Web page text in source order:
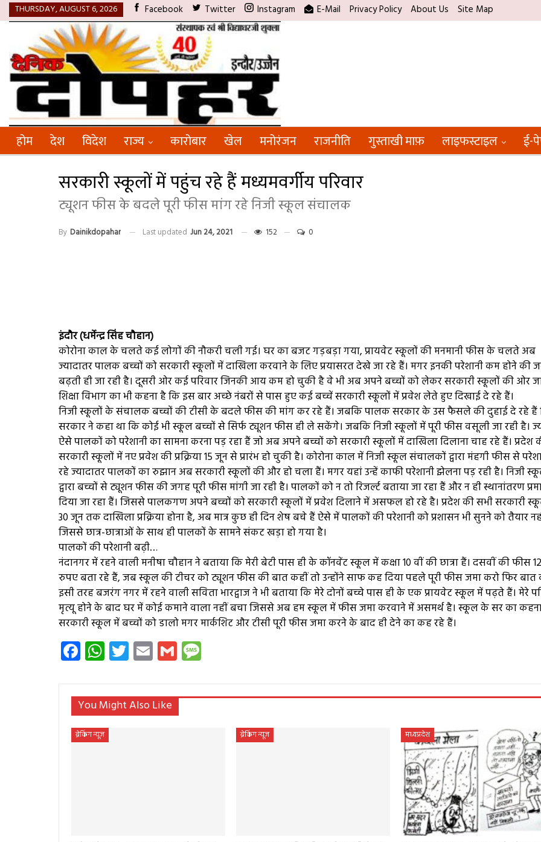
THURSDAY, AUGUST 6, 2026 Facebook Twitter Instagram E-Mail Privacy Policy About Us Site Map
होम देश विदेश राज्य कारोबार खेल मनोरंजन राजनीति गुस्ताखी माफ़ लाइफस्टाइल ई-
सरकारी स्कूलों में पहुंच रहे हैं मध्यमवर्गीय परिवार
ट्यूशन फीस के बदले पूरी फीस मांग रहे निजी स्कूल संचालक
By Dainikdopahar Last updated Jun 24, 2021 152 0
इंदौर (धर्मेन्द्र सिंह चौहान)
कोरोना काल के चलते कई लोगों की नौकरी चली गई। घर का बजट गड़बड़ा गया, प्रायवेट स्कूलों की मनमानी फीस के चलते अब
ज्यादातर पालक बच्चों को सरकारी स्कूलों में दाखिला करवाने के लिए प्रयासरत देखे जा रहे हैं। मगर इनकी परेशानी कम होने की
बढ़ती ही जा रही है। दूसरी ओर कई परिवार जिनकी आय कम हो चुकी है वे भी अब अपने बच्चों को लेकर सरकारी स्कूलों की ओर
शिक्षा विभाग का भी कहना है कि इस बार अच्छे नंबरों से पास हुए कई बच्चें सरकारी स्कूलों में प्रवेश लेते हुए दिखाई दे रहे हैं।
निजी स्कूलों के संचालक बच्चों की टीसी के बदले फीस की मांग कर रहे हैं। जबकि पालक सरकार के उस फैसले की दुहाई दे रहे हैं
सरकार ने कहा था कि कोई भी स्कूल बच्चों से सिर्फ ट्यूशन फीस ही ले सकेंगे। जबकि निजी स्कूलों में पूरी फीस वसूली जा रही है।
ऐसे पालकों को परेशानी का सामना करना पड़ रहा हैं जो अब अपने बच्चों को सरकारी स्कूलों में दाखिला दिलाना चाह रहे हैं। प्रदेश
सरकारी स्कूलों में नए प्रवेश की प्रक्रिया 15 जून से प्रारंभ हो चुकी है। कोरोना काल में निजी स्कूल संचालकों द्वारा मंहगी फीस से
रहे ज्यादातर पालकों का रुझान अब सरकारी स्कूलों की और हो चला हैं। मगर यहां उन्हें काफी परेशानी झेलना पड़ रही है। निजी
द्वारा बच्चों से ट्यूशन फीस की जगह पूरी फीस मांगी जा रही है। पालकों को न तो रिजर्ल्ट बताया जा रहा हैं और न ही स्थानांतरण
दिया जा रहा हैं। जिससे पालकगण अपने बच्चों को सरकारी स्कूलों में प्रवेश दिलाने में असफल हो रहे है। प्रदेश की सभी सरकारी
30 जून तक दाखिला प्रक्रिया होना है, अब मात्र कुछ ही दिन शेष बचे हैं ऐसे में पालकों की परेशानी को प्रशासन भी सुनने को तैयार
जिससे छात्र-छात्राओं के साथ ही पालकों के सामने संकट खड़ा हो गया है।
पालकों की परेशानी बढ़ी…
नंदानगर में रहने वाली मनीषा चौहान ने बताया कि मेरी बेटी पास ही के कॉनवेंट स्कूल में कक्षा 10 वीं की छात्रा हैं। दसवीं की फीस
रुपए बता रहे हैं, जब स्कूल की टीचर को ट्यूशन फीस की बात कहीं तो उन्होंने साफ कह दिया पहले पूरी फीस जमा करो फिर बात
इसी तरह बजरंग नगर में रहने वाली सविता भारद्वाज ने भी बताया कि मेरे दोनों बच्चे पास ही के एक प्रायवेट स्कूल में पढ़ते हैं। मेरे
मृत्यू होने के बाद घर में कोई कमाने वाला नहीं बचा जिससे अब हम स्कूल में फीस जमा करवाने में असमर्थ है। स्कूल के सर का
सरकारी स्कूल में बच्चों को डालो मगर मार्कशिट और टीसी पूरी फीस जमा करने के बाद ही देने का कह रहे हैं।
Facebook
WhatsApp
Twitter
EmailGmail
You Might Also Like
ब्रेकिंग न्यूज ब्रेकिंग न्यूज मध्यप्रदेश